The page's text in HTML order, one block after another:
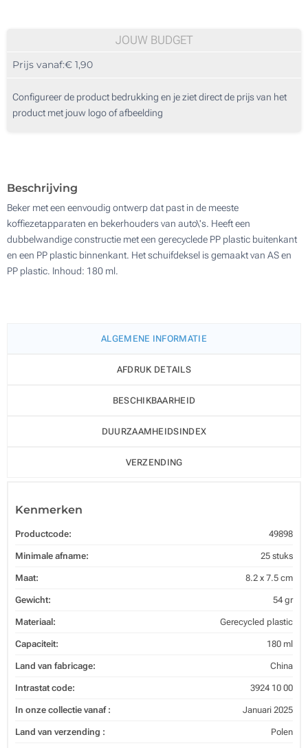
2 Kleuren (Aan een kant)
4 Kleuren (Aan een kant)
50
250
JOUW BUDGET
Prijs vanaf:€ 1,90
Configureer de product bedrukking en je ziet direct de prijs van het
product met jouw logo of afbeelding
Beschrijving
Beker met een eenvoudig ontwerp dat past in de meeste
koffiezetapparaten en bekerhouders van auto\'s. Heeft een
dubbelwandige constructie met een gerecyclede PP plastic buitenkant
en een PP plastic binnenkant. Het schuifdeksel is gemaakt van AS en
PP plastic. Inhoud: 180 ml.
ALGEMENE INFORMATIE
AFDRUK DETAILS
BESCHIKBAARHEID
DUURZAAMHEIDSINDEX
VERZENDING
Kenmerken
Productcode: 49898
Minimale afname: 25 stuks
Maat: 8.2 x 7.5 cm
Gewicht: 54 gr
Materiaal: Gerecycled plastic
Capaciteit: 180 ml
Land van fabricage: China
Intrastat code: 3924 10 00
In onze collectie vanaf : Januari 2025
Land van verzending : Polen